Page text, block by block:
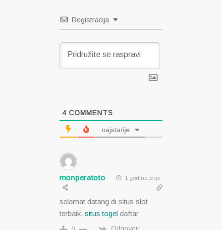
Registracija
4COMMENTS
najstarije
monperatoto 1 godina prije
selamat datang di situs slot
terbaik, situs togeldaftar